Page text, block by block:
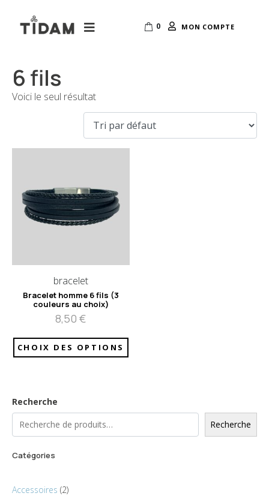
0 MON COMPTE
6 fils
Voici le seul résultat
bracelet
Bracelet homme 6 fils (3
couleurs au choix)
8,50€
CHOIX DES OPTIONS
Recherche
Recherche
Catégories
Accessoires 2